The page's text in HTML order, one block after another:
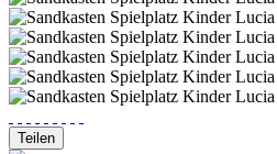
Teilen